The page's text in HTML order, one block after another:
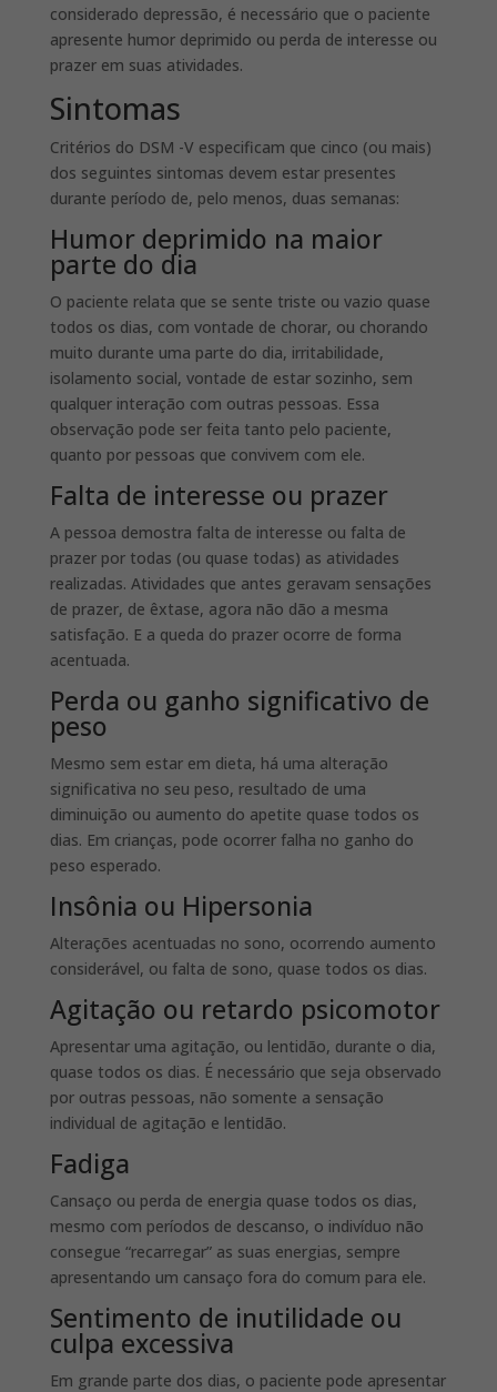
considerado depressão, é necessário que o paciente
apresente humor deprimido ou perda de interesse ou
prazer em suas atividades.
Sintomas
Critérios do DSM -V especificam que cinco (ou mais)
dos seguintes sintomas devem estar presentes
durante período de, pelo menos, duas semanas:
Humor deprimido na maior
parte do dia
O paciente relata que se sente triste ou vazio quase
todos os dias, com vontade de chorar, ou chorando
muito durante uma parte do dia, irritabilidade,
isolamento social, vontade de estar sozinho, sem
qualquer interação com outras pessoas. Essa
observação pode ser feita tanto pelo paciente,
quanto por pessoas que convivem com ele.
Falta de interesse ou prazer
A pessoa demostra falta de interesse ou falta de
prazer por todas (ou quase todas) as atividades
realizadas. Atividades que antes geravam sensações
de prazer, de êxtase, agora não dão a mesma
satisfação. E a queda do prazer ocorre de forma
acentuada.
Perda ou ganho significativo de
peso
Mesmo sem estar em dieta, há uma alteração
significativa no seu peso, resultado de uma
diminuição ou aumento do apetite quase todos os
dias. Em crianças, pode ocorrer falha no ganho do
peso esperado.
Insônia ou Hipersonia
Alterações acentuadas no sono, ocorrendo aumento
considerável, ou falta de sono, quase todos os dias.
Agitação ou retardo psicomotor
Apresentar uma agitação, ou lentidão, durante o dia,
quase todos os dias. É necessário que seja observado
por outras pessoas, não somente a sensação
individual de agitação e lentidão.
Fadiga
Cansaço ou perda de energia quase todos os dias,
mesmo com períodos de descanso, o indivíduo não
consegue “recarregar” as suas energias, sempre
apresentando um cansaço fora do comum para ele.
Sentimento de inutilidade ou
culpa excessiva
Em grande parte dos dias, o paciente pode apresentar